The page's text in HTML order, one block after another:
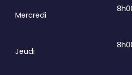
Mercredi
Jeudi